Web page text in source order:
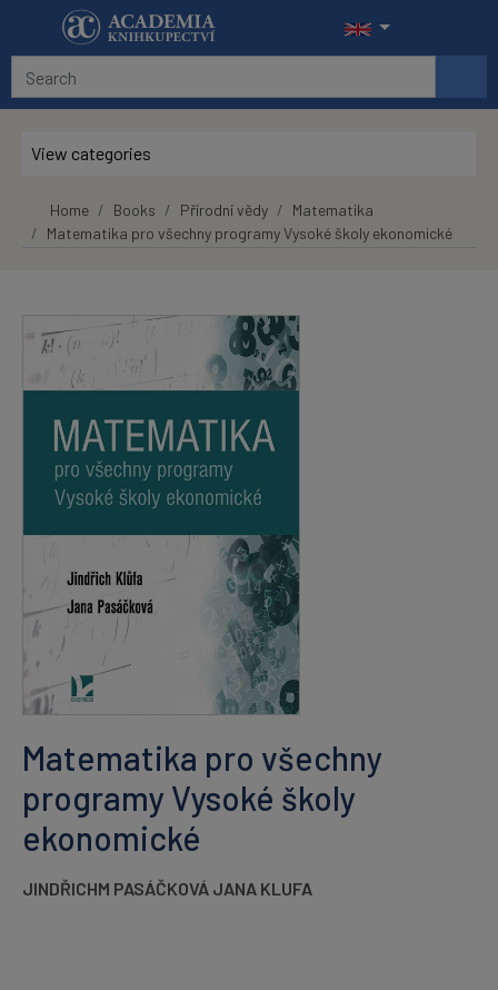
Skip to main content
View categories
Home Books Přírodní vědy
Matematika
Matematika pro všechny programy Vysoké školy ekonomické
Matematika pro všechny
programy Vysoké školy
ekonomické
JINDŘICHM PASÁČKOVÁ JANA KLUFA